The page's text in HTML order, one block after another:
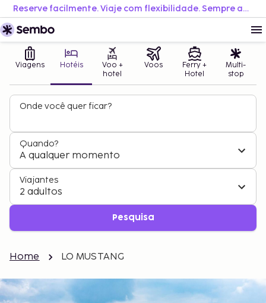
Reserve facilmente. Viaje com flexibilidade. Sempre ao melhor preço.
Viagens Hotéis
Voo +
hotel
Voos
Ferry +
Hotel
Multi-
stop
Onde você quer ficar?
Quando?
A qualquer momento
Viajantes
2 adultos
Pesquisa
Home LO MUSTANG